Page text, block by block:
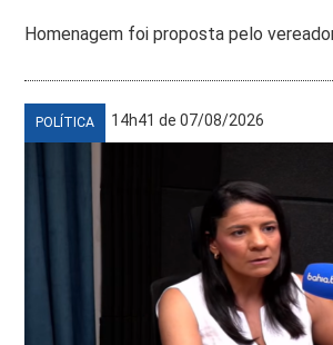
Homenagem foi proposta pelo
POLÍTICA 14h41 de 07/08/2026